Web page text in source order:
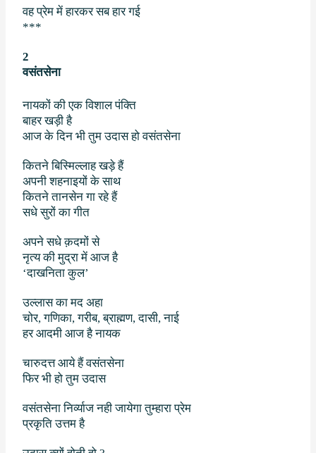
वह प्रेम में हारकर सब हार गई
***
2
वसंतसेना
नायकों की एक विशाल पंक्ति
बाहर खड़ी है
आज के दिन भी तुम उदास हो वसंतसेना
कितने बिस्मिल्लाह खड़े हैं
अपनी शहनाइयों के साथ
कितने तानसेन गा रहे हैं
सधे सुरों का गीत
अपने सधे क़दमों से
नृत्य की मुद्रा में आज है
‘दाखनिता कुल’
उल्लास का मद अहा
चोर,गणिका,गरीब, ब्राह्मण,दासी,नाई
हर आदमी आज है नायक
चारुदत्त आये हैं वसंतसेना
फिर भी हो तुम उदास
वसंतसेना निर्व्याज नही जायेगा तुम्हारा प्रेम
प्रकृति उत्तम है